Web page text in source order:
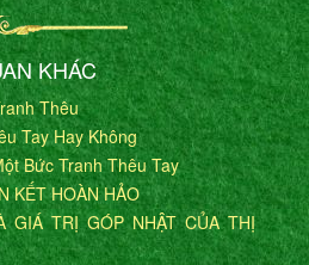
KHÁC
Thêu
Tay Hay Không
Bức Tranh Thêu Tay
KẾT HOÀN HẢO
GIÁ TRỊ GÓP NHẬT CỦA THỊ